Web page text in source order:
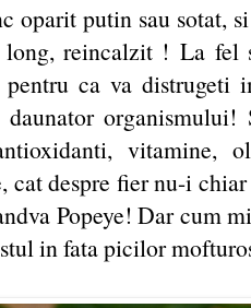
oparit putin sau sotat,
reincalzit ! La fel
pentru ca va
daunator
vitamine,
cat despre fier nu-i
Popeye! Dar cum
in fata picilor